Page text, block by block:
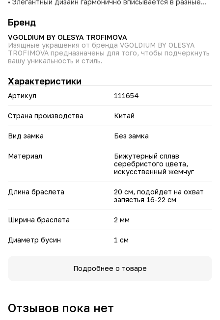
• Универсальность: подходит для ежедневной носки и
особых случаев.
• Идеальный вариант для подарка: лаконичная красота
браслета понравится многим.
Браслет Чикаго станет вашим талисманом летнего
настроения — носите его с удовольствием в любой
Бренд
VGOLDIUM BY OLESYA TROFIMOVA
Изящные украшения от бренда VGOLDIUM BY OLESYA
TROFIMOVA предназначены для того, чтобы подчеркнуть
вашу уникальность и стиль.
Характеристики
Артикул 111654
Страна производства Китай
Вид замка Без замка
Материал
Бижутерный сплав
серебристого цвета,
искусственный жемчуг
Длина браслета
20 см, подойдет на охват
запястья 16-22 см
Ширина браслета 2 мм
Диаметр бусин 1 см
Подробнее о товаре
Отзывов пока нет